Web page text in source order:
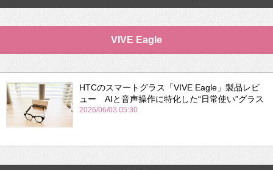
VIVE Eagle
HTCのスマートグラス「VIVE Eagle」製品レビ
ュー AIと音声操作に特化した“日常使い”グラス
2026/06/03 05:30